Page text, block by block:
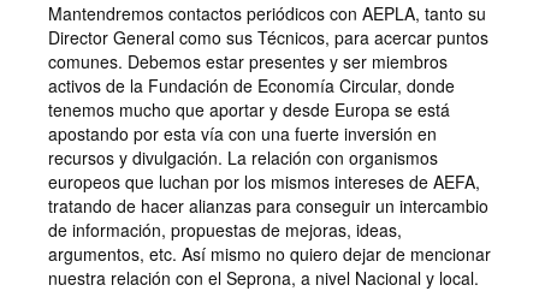
Mantendremos contactos periódicos con AEPLA, tanto su
Director General como sus Técnicos, para acercar puntos
comunes. Debemos estar presentes y ser miembros
activos de la Fundación de Economía Circular, donde
tenemos mucho que aportar y desde Europa se está
apostando por esta vía con una fuerte inversión en
recursos y divulgación. La relación con organismos
europeos que luchan por los mismos intereses de AEFA,
tratando de hacer alianzas para conseguir un intercambio
de información, propuestas de mejoras, ideas,
argumentos, etc. Así mismo no quiero dejar de mencionar
nuestra relación con el Seprona, a nivel Nacional y local.